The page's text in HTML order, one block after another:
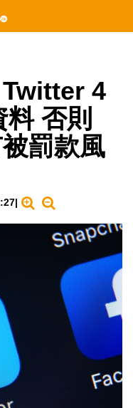
4
否則
罰款風
|